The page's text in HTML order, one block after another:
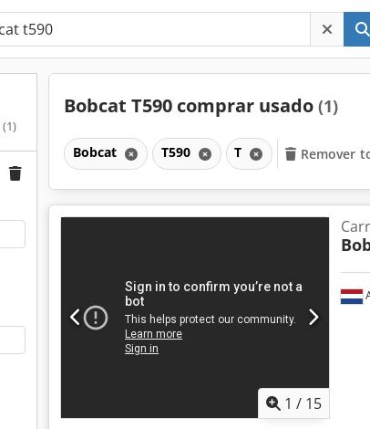
(1)
Bobcat T590 comprar usado (1)
Bobcat T590 T Remover
1 / 15